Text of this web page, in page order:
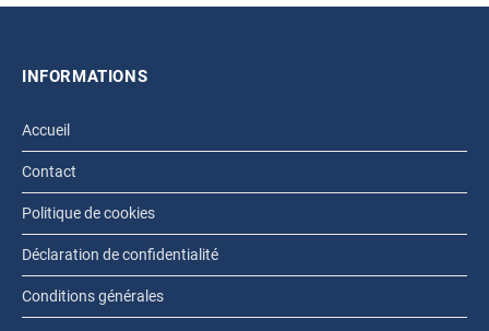
INFORMATIONS
Accueil
Contact
Politique de cookies
Déclaration de confidentialité
Conditions générales